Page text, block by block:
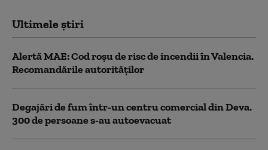
Ultimele știri
Alertă MAE: Cod roșu de risc de incendii în Valencia.
Recomandările autorităților
Degajări de fum într-un centru comercial din Deva.
300 de persoane s-au autoevacuat